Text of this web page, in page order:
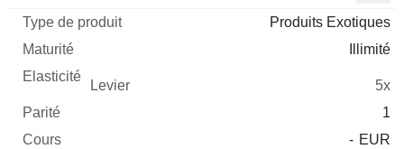
Produits Exotiques
Illimité
5x
1
- EUR